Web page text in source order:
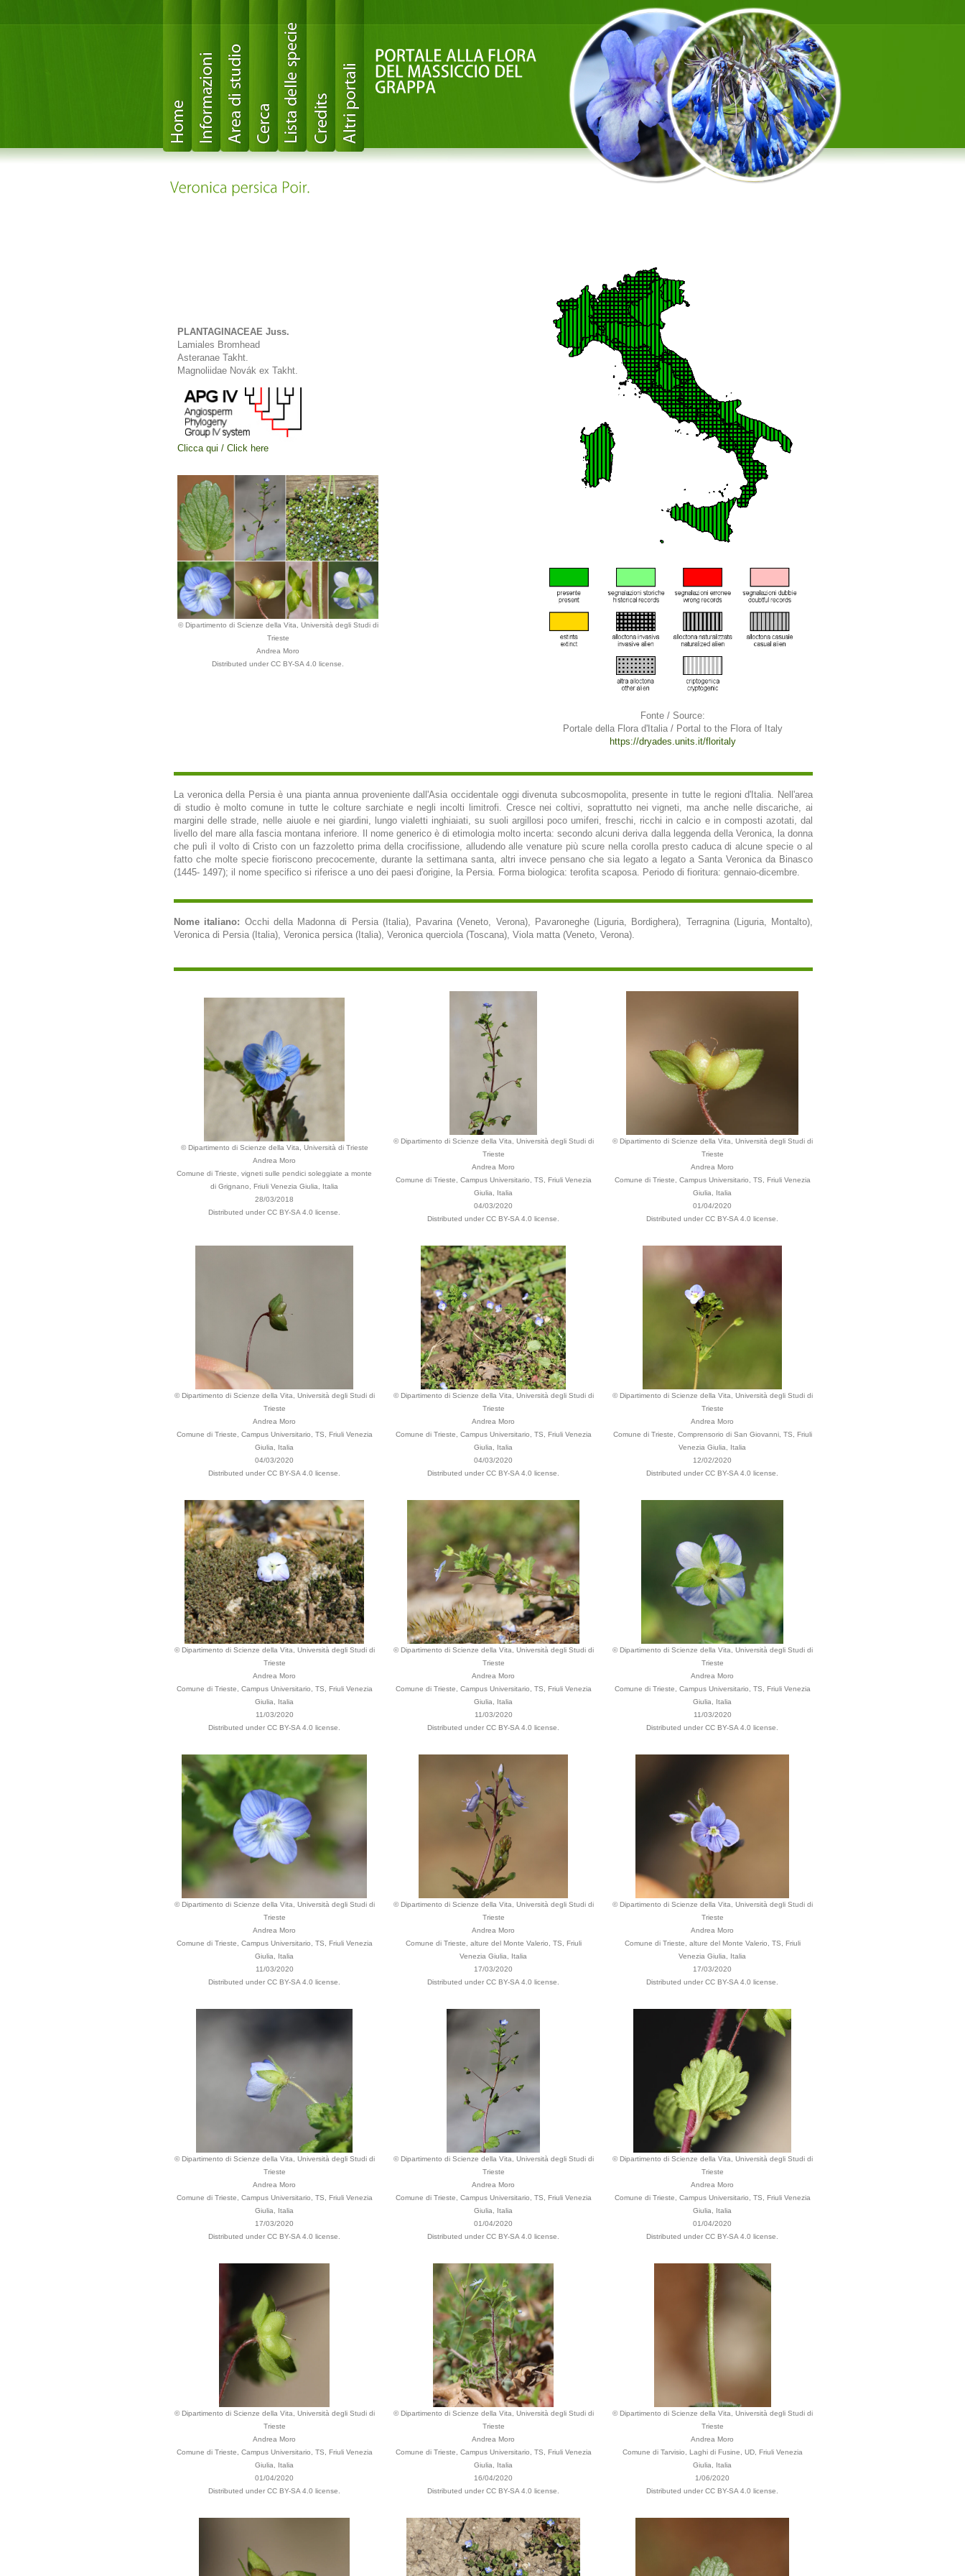
PLANTAGINACEAE Juss.
Lamiales Bromhead
Asteranae Takht.
Magnoliidae Novák ex Takht.
Clicca qui / Click here
© Dipartimento di Scienze della Vita, Università degli Studi di
Trieste
Andrea Moro
Distributed under CC BY-SA 4.0 license.
Fonte / Source:
Portale della Flora d'Italia / Portal to the Flora of Italy
https://dryades.units.it/floritaly
La veronica della Persia è una pianta annua proveniente dall'Asia occidentale oggi divenuta subcosmopolita, presente in tutte le regioni d'Italia. Nell'area
di studio è molto comune in tutte le colture sarchiate e negli incolti limitrofi. Cresce nei coltivi, soprattutto nei vigneti, ma anche nelle discariche, ai
margini delle strade, nelle aiuole e nei giardini, lungo vialetti inghiaiati, su suoli argillosi poco umiferi, freschi, ricchi in calcio e in composti azotati, dal
livello del mare alla fascia montana inferiore. Il nome generico è di etimologia molto incerta: secondo alcuni deriva dalla leggenda della Veronica, la donna
che pulì il volto di Cristo con un fazzoletto prima della crocifissione, alludendo alle venature più scure nella corolla presto caduca di alcune specie o al
fatto che molte specie fioriscono precocemente, durante la settimana santa, altri invece pensano che sia legato a legato a Santa Veronica da Binasco
(1445- 1497); il nome specifico si riferisce a uno dei paesi d'origine, la Persia. Forma biologica: terofita scaposa. Periodo di fioritura: gennaio-dicembre.
Nome italiano: Occhi della Madonna di Persia (Italia), Pavarina (Veneto, Verona), Pavaroneghe (Liguria, Bordighera), Terragnina (Liguria, Montalto),
Veronica di Persia (Italia), Veronica persica (Italia), Veronica querciola (Toscana), Viola matta (Veneto, Verona).
© Dipartimento di Scienze della Vita, Università di Trieste
Andrea Moro
Comune di Trieste, vigneti sulle pendici soleggiate a monte
di Grignano, Friuli Venezia Giulia, Italia
28/03/2018
Distributed under CC BY-SA 4.0 license.
© Dipartimento di Scienze della Vita, Università degli Studi di
Trieste
Andrea Moro
Comune di Trieste, Campus Universitario, TS, Friuli Venezia
Giulia, Italia
04/03/2020
Distributed under CC BY-SA 4.0 license.
© Dipartimento di Scienze della Vita, Università degli Studi di
Trieste
Andrea Moro
Comune di Trieste, Campus Universitario, TS, Friuli Venezia
Giulia, Italia
01/04/2020
Distributed under CC BY-SA 4.0 license.
© Dipartimento di Scienze della Vita, Università degli Studi di
Trieste
Andrea Moro
Comune di Trieste, Campus Universitario, TS, Friuli Venezia
Giulia, Italia
04/03/2020
Distributed under CC BY-SA 4.0 license.
© Dipartimento di Scienze della Vita, Università degli Studi di
Trieste
Andrea Moro
Comune di Trieste, Campus Universitario, TS, Friuli Venezia
Giulia, Italia
04/03/2020
Distributed under CC BY-SA 4.0 license.
© Dipartimento di Scienze della Vita, Università degli Studi di
Trieste
Andrea Moro
Comune di Trieste, Comprensorio di San Giovanni, TS, Friuli
Venezia Giulia, Italia
12/02/2020
Distributed under CC BY-SA 4.0 license.
© Dipartimento di Scienze della Vita, Università degli Studi di
Trieste
Andrea Moro
Comune di Trieste, Campus Universitario, TS, Friuli Venezia
Giulia, Italia
11/03/2020
Distributed under CC BY-SA 4.0 license.
© Dipartimento di Scienze della Vita, Università degli Studi di
Trieste
Andrea Moro
Comune di Trieste, Campus Universitario, TS, Friuli Venezia
Giulia, Italia
11/03/2020
Distributed under CC BY-SA 4.0 license.
© Dipartimento di Scienze della Vita, Università degli Studi di
Trieste
Andrea Moro
Comune di Trieste, Campus Universitario, TS, Friuli Venezia
Giulia, Italia
11/03/2020
Distributed under CC BY-SA 4.0 license.
© Dipartimento di Scienze della Vita, Università degli Studi di
Trieste
Andrea Moro
Comune di Trieste, Campus Universitario, TS, Friuli Venezia
Giulia, Italia
11/03/2020
Distributed under CC BY-SA 4.0 license.
© Dipartimento di Scienze della Vita, Università degli Studi di
Trieste
Andrea Moro
Comune di Trieste, alture del Monte Valerio, TS, Friuli
Venezia Giulia, Italia
17/03/2020
Distributed under CC BY-SA 4.0 license.
© Dipartimento di Scienze della Vita, Università degli Studi di
Trieste
Andrea Moro
Comune di Trieste, alture del Monte Valerio, TS, Friuli
Venezia Giulia, Italia
17/03/2020
Distributed under CC BY-SA 4.0 license.
© Dipartimento di Scienze della Vita, Università degli Studi di
Trieste
Andrea Moro
Comune di Trieste, Campus Universitario, TS, Friuli Venezia
Giulia, Italia
17/03/2020
Distributed under CC BY-SA 4.0 license.
© Dipartimento di Scienze della Vita, Università degli Studi di
Trieste
Andrea Moro
Comune di Trieste, Campus Universitario, TS, Friuli Venezia
Giulia, Italia
01/04/2020
Distributed under CC BY-SA 4.0 license.
© Dipartimento di Scienze della Vita, Università degli Studi di
Trieste
Andrea Moro
Comune di Trieste, Campus Universitario, TS, Friuli Venezia
Giulia, Italia
01/04/2020
Distributed under CC BY-SA 4.0 license.
© Dipartimento di Scienze della Vita, Università degli Studi di
Trieste
Andrea Moro
Comune di Trieste, Campus Universitario, TS, Friuli Venezia
Giulia, Italia
01/04/2020
Distributed under CC BY-SA 4.0 license.
© Dipartimento di Scienze della Vita, Università degli Studi di
Trieste
Andrea Moro
Comune di Trieste, Campus Universitario, TS, Friuli Venezia
Giulia, Italia
16/04/2020
Distributed under CC BY-SA 4.0 license.
© Dipartimento di Scienze della Vita, Università degli Studi di
Trieste
Andrea Moro
Comune di Tarvisio, Laghi di Fusine, UD, Friuli Venezia
Giulia, Italia
1/06/2020
Distributed under CC BY-SA 4.0 license.